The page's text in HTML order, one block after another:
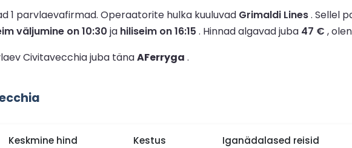
1 parvlaevafirmad. Operaatorite hulka kuuluvad Grimaldi Lines. Sellel
väljumine on 10:30 ja hiliseim on 16:15 . Hinnad algavad juba 47 € ,
Civitavecchia juba tänaAFerryga .
Keskmine hind Kestus Iganädalased reisid